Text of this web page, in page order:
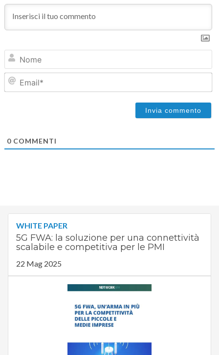
0COMMENTI
WHITE PAPER
5G FWA: la soluzione per una connettività
scalabile e competitiva per le PMI
22 Mag 2025